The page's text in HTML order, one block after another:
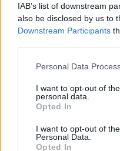
IAB’s list of downstream
also be disclosed by us to
Downstream Participants
Please note that this
not limited to your visit or
grant or deny consent to
use your data for below
consent section.
Personal Data
I want to opt-out of
personal data.
Opted In
I want to opt-out of
Personal Data.
Opted In